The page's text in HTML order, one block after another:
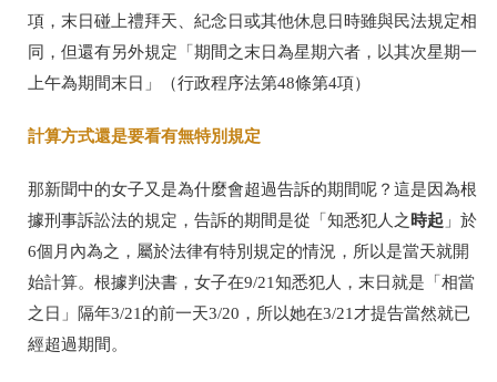
項，末日碰上禮拜天、紀念日或其他休息日時雖與民法規定相
同，但還有另外規定「期間之末日為星期六者，以其次星期一
上午為期間末日 」（行政程序法第48條第4項）
計算方式還是要看有無特別規定
那新聞中的女子又是為什麼會超過告訴的期間呢？這是因為根
據刑事訴訟法的規定，告訴的期間是從「知悉犯人之時起 」於
6個月內為之，屬於法律有特別規定的情況，所以是當天就開
始計算。根據判決書，女子在9/21知悉犯人，末日就是「相當
之日」隔年3/21 的前一天3/20 ，所以她在3/21 才提告當然就已
經超過期間。